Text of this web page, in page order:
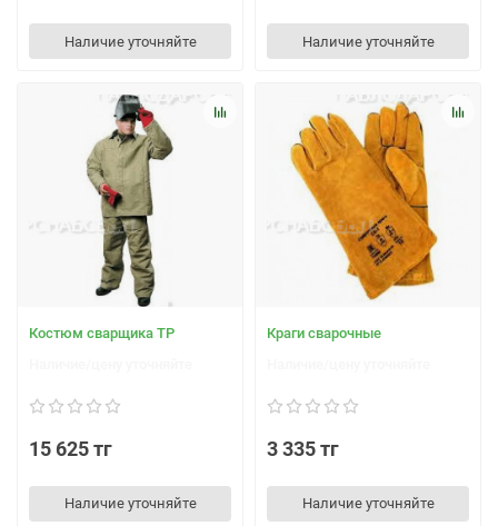
Наличие уточняйте Наличие уточняйте
Костюм сварщика ТР
15 625 тг
Наличие уточняйте
Краги сварочные
3 335 тг
Наличие уточняйте